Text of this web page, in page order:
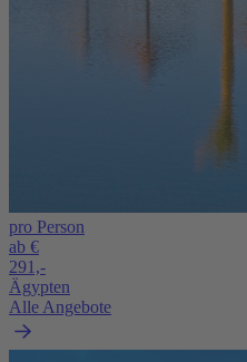
pro Person
ab €
291,-
Ägypten
Alle Angebote